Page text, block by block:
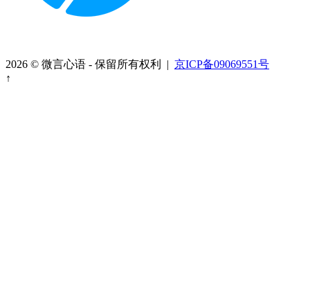
2026 © 微言心语 - 保留所有权利 | 京ICP备09069551号
↑